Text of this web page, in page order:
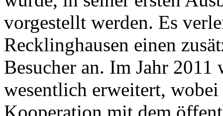
vorgestellt werden. Es
Recklinghausen einen
Besucher an. Im Jahr
wesentlich erweitert,
Kooperation mit dem